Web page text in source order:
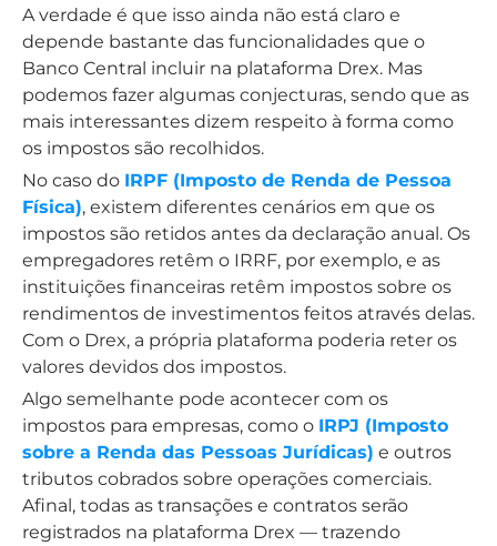
A verdade é que isso ainda não está claro e
depende bastante das funcionalidades que o
Banco Central incluir na plataforma Drex. Mas
podemos fazer algumas conjecturas, sendo que as
mais interessantes dizem respeito à forma como
os impostos são recolhidos.
No caso do IRPF (Imposto de Renda de Pessoa
Física), existem diferentes cenários em que os
impostos são retidos antes da declaração anual. Os
empregadores retêm o IRRF, por exemplo, e as
instituições financeiras retêm impostos sobre os
rendimentos de investimentos feitos através delas.
Com o Drex, a própria plataforma poderia reter os
valores devidos dos impostos.
Algo semelhante pode acontecer com os
impostos para empresas, como o IRPJ (Imposto
sobre a Renda das Pessoas Jurídicas) e outros
tributos cobrados sobre operações comerciais.
Afinal, todas as transações e contratos serão
registrados na plataforma Drex — trazendo